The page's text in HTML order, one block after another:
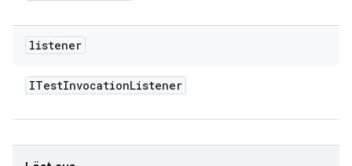
listener
ITestInvocationListener